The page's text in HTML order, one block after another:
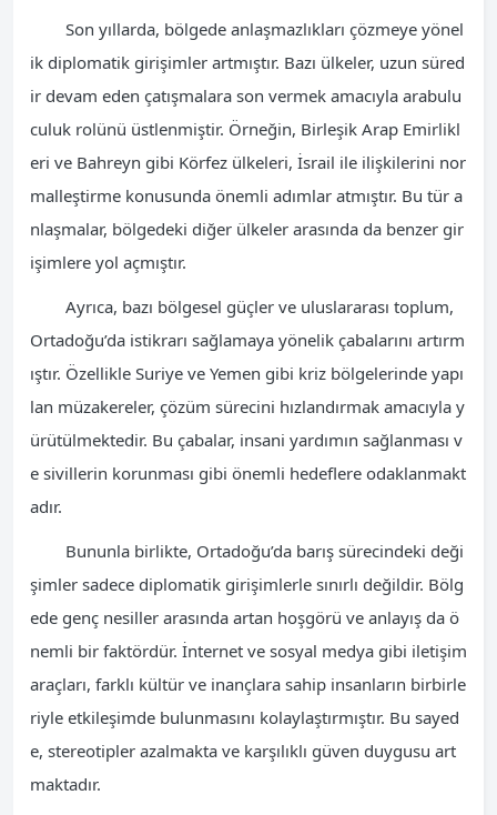
Son yıllarda, bölgede anlaşmazlıkları çözmeye yönel
ik diplomatik girişimler artmıştır. Bazı ülkeler, uzun süred
ir devam eden çatışmalara son vermek amacıyla arabulu
culuk rolünü üstlenmiştir. Örneğin, Birleşik Arap Emirlikl
eri ve Bahreyn gibi Körfez ülkeleri, İsrail ile ilişkilerini nor
malleştirme konusunda önemli adımlar atmıştır. Bu tür a
nlaşmalar, bölgedeki diğer ülkeler arasında da benzer gir
işimlere yol açmıştır.
Ayrıca, bazı bölgesel güçler ve uluslararası toplum,
Ortadoğu’da istikrarı sağlamaya yönelik çabalarını artırm
ıştır. Özellikle Suriye ve Yemen gibi kriz bölgelerinde yapı
lan müzakereler, çözüm sürecini hızlandırmak amacıyla y
ürütülmektedir. Bu çabalar, insani yardımın sağlanması v
e sivillerin korunması gibi önemli hedeflere odaklanmakt
adır.
Bununla birlikte, Ortadoğu’da barış sürecindeki deği
şimler sadece diplomatik girişimlerle sınırlı değildir. Bölg
ede genç nesiller arasında artan hoşgörü ve anlayış da ö
nemli bir faktördür. İnternet ve sosyal medya gibi iletişim
araçları, farklı kültür ve inançlara sahip insanların birbirle
riyle etkileşimde bulunmasını kolaylaştırmıştır. Bu sayed
e, stereotipler azalmakta ve karşılıklı güven duygusu art
maktadır.